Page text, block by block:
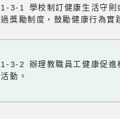
1-3-1 學校制訂健康生活守則
過獎勵制度，鼓勵健康行為實
1-3-2 辦理教職員工健康促進
活動。